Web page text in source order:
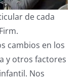
de cada
cambios en los
y otros factores
Nos